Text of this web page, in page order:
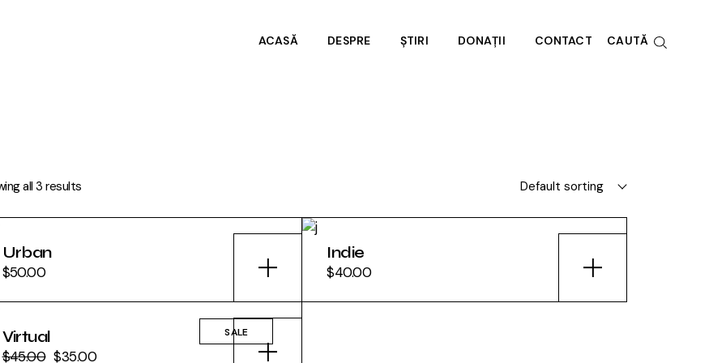
ACASĂ DESPRE ȘTIRI DONAȚII CONTACT CAUTĂ
all 3 results Default sorting
Urban
$50.00
Indie
$40.00
SALE
Virtual
$45.00 $35.00